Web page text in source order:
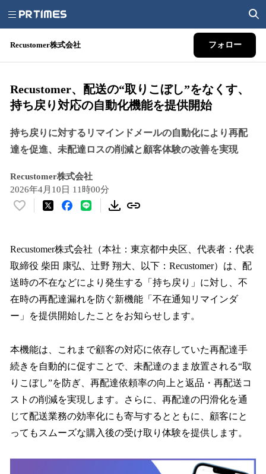
Recustomer株式会社 フォロー
Recustomer、配送の“取りこぼし”をなくす、
持ち戻り対応の自動化機能を提供開始
持ち戻りに対するリマインドメールの自動化により再配
達を促進、未配達ロスの削減と顧客体験の改善を実現
Recustomer株式会社
2026年4月10日 11時00分
い
！
数
を
読
み
み
で
す
Recustomer株式会社（本社：東京都中央区、代表者：代表
取締役 柴田 康弘、辻野 翔大、以下：Recustomer）は、配
送時の不在などにより発生する「持ち戻り」に対し、不
在時の再配達漏れを防ぐ新機能「不在通知リマインダ
ー」を提供開始したことをお知らせします。
本機能は、これまで顧客の対応に依存していた再配達手
続きを自動的に促すことで、未配達のまま放置される“取
りこぼし”を防ぎ、再配達依頼率の向上と返品・再配送コ
ストの削減を実現します。さらに、再配達の円滑化を通
じて配送業務の効率化にも寄与するとともに、顧客にと
ってもスムーズな購入後の受け取り体験を提供します。